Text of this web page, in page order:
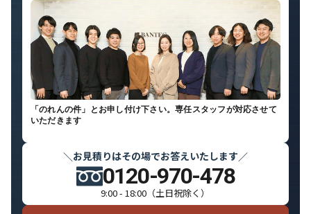
「のれんの件」とお申し付け下さい。専任スタッフが対応させて
いただきます
＼お見積りはその場でお答えいたします／
0120-970-478
9:00 - 18:00（土日祝除く）